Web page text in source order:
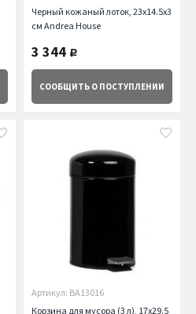
Черный кожаный лоток, 23х14.5х3
см Andrea House
3 344 руб.
СООБЩИТЬ О ПОСТУПЛЕНИИ
Артикул: BA13016
Корзина для мусора (3 л), 17х29.5